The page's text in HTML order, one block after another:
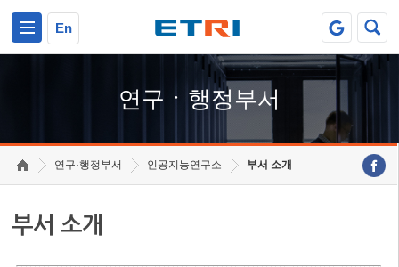
En
연구ㆍ행정부서
연구·행정부서 인공지능연구소 부서 소개
부서 소개